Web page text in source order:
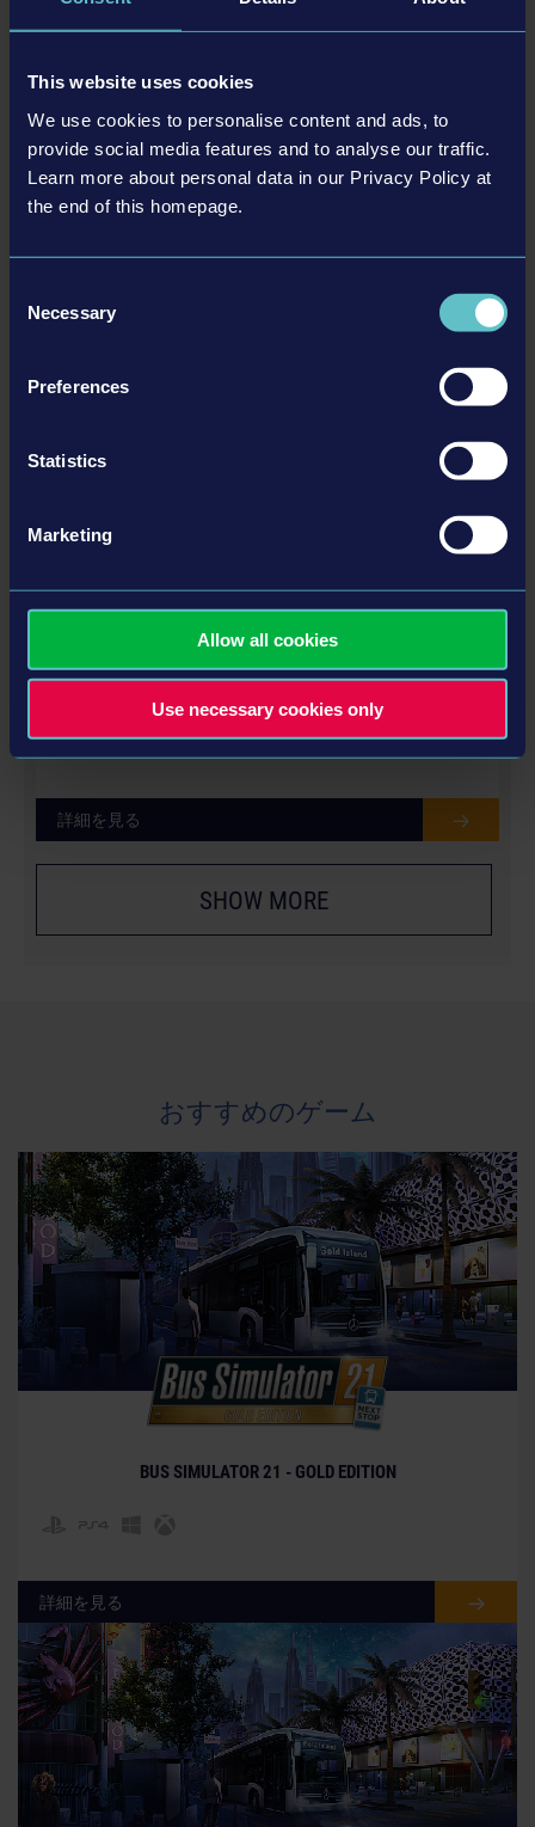
This website uses cookies
We use cookies to personalise content and ads, to
provide social media features and to analyse our traffic.
Learn more about personal data in our Privacy Policy at
the end of this homepage.
Selection
Necessary
Preferences
Statistics
Marketing
Allow all cookies
Use necessary cookies only
DLC
STADIUM EXPANSION
詳細を見る
DLC
詳細を見る
SHOW MORE
おすすめのゲーム
BUS SIMULATOR 21 - GOLD EDITION
詳細を見る